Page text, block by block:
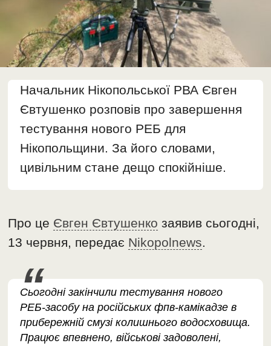
Начальник Нікопольської РВА Євген
Євтушенко розповів про завершення
тестування нового РЕБ для
Нікопольщини. За його словами,
цивільним стане дещо спокійніше.
Про це Євген Євтушенко заявив сьогодні,
13 червня, передає Nikopolnews.
Сьогодні закінчили тестування нового
РЕБ-засобу на російських фпв-камікадзе в
прибережній смузі колишнього водосховища.
Працює впевнено, військові задоволені,